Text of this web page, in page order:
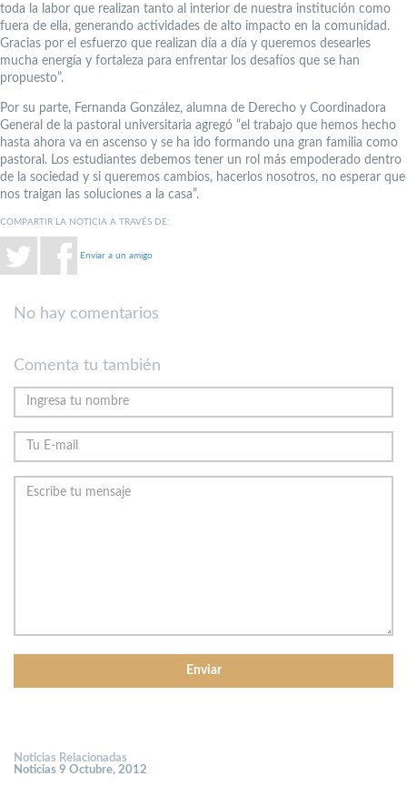
toda la labor que realizan tanto al interior de nuestra institución como
fuera de ella, generando actividades de alto impacto en la comunidad.
Gracias por el esfuerzo que realizan día a día y queremos desearles
mucha energía y fortaleza para enfrentar los desafíos que se han
propuesto”.
Por su parte, Fernanda González, alumna de Derecho y Coordinadora
General de la pastoral universitaria agregó “el trabajo que hemos hecho
hasta ahora va en ascenso y se ha ido formando una gran familia como
pastoral. Los estudiantes debemos tener un rol más empoderado dentro
de la sociedad y si queremos cambios, hacerlos nosotros, no esperar que
nos traigan las soluciones a la casa”.
COMPARTIR LA NOTICIA A TRAVÉS DE:
Enviar a un amigo
No hay comentarios
Comenta tu también
Noticias Relacionadas
Noticias 9 Octubre, 2012